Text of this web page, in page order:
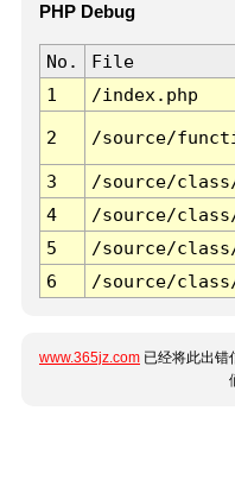
PHP Debug
No. File
1
/index.php
2 /source/
3 /source/
4
/source/
5
/source/
6
/source/
www.365jz.com 已经将此出错